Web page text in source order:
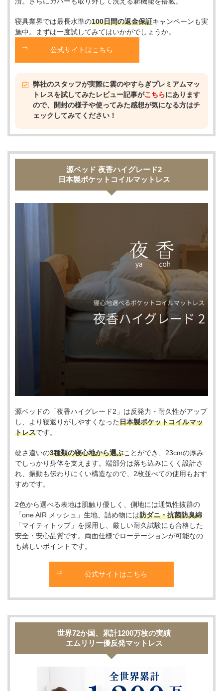
寝具業界では最長水準の100日間の返金保証キャンペーンも実
施中。まずは一度試してみてはいかがでしょうか。
公式サイトはこちら
弊社のスタッフが実際に雲のやすらぎプレミアムマッ
トレスを試してみたレビュー記事がこちらにあります
ので、開封の様子や使ってみた感想が気になる方はチ
ェックしてみてください！
源ベッド 夜香ハイグレード2
日本製ポケットコイルマットレス
源ベッドの「夜香ハイグレード2」は反発力・耐久性がアップ
し、より寝返りがしやすくなった日本製ポケットコイルマッ
トレスです。
硬さ違いの3種類の寝心地から選ぶことができ、23cmの厚み
でしっかり身体を支えます。端部分は落ち込みにくく設計さ
れ、振動も伝わりにくい構造なので、2枚並べての使用もおす
すめです。
2色から選べる表地は肌触り優しく、側地には通気性抜群の
「one AIR メッシュ」生地、詰め物には防ダニ・抗菌防臭綿
「マイティトップ」を採用し、厳しい耐久試験にも合格した
安全・安心品質です。両面仕様でローテーションが可能なの
も嬉しいポイントです。
公式サイトはこちら
世界72か国、累計1200万枚の実績
エムリリー優反発マットレス